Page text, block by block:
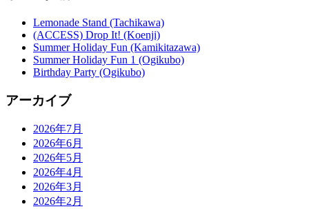
Lemonade Stand (Tachikawa)
(ACCESS) Drop It! (Koenji)
Summer Holiday Fun (Kamikitazawa)
Summer Holiday Fun 1 (Ogikubo)
Birthday Party (Ogikubo)
アーカイブ
2026年7月
2026年6月
2026年5月
2026年4月
2026年3月
2026年2月